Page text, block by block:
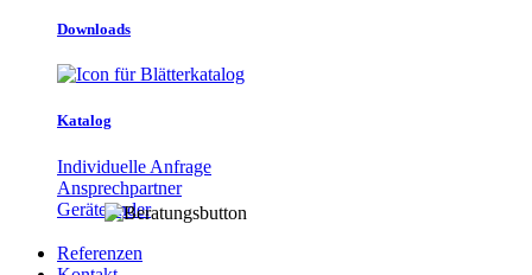
Downloads
Katalog
Individuelle Anfrage
Ansprechpartner
Gerätefinder
Referenzen